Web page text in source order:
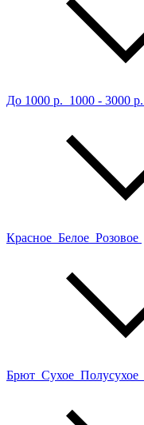
До 1000 р. 1000 - 3000 р.
Красное Белое Розовое
Брют Сухое Полусухое